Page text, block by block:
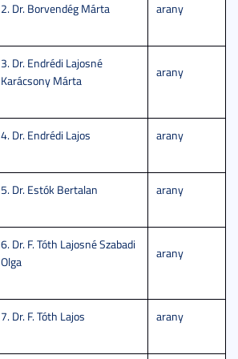
2. Dr. Borvendég Márta arany
3. Dr. Endrédi Lajosné
Karácsony Márta
arany
4. Dr. Endrédi Lajos arany
5. Dr. Estók Bertalan arany
6. Dr. F. Tóth Lajosné Szabadi
Olga
arany
7. Dr. F. Tóth Lajos arany